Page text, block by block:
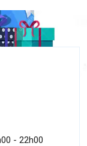
- 22h00